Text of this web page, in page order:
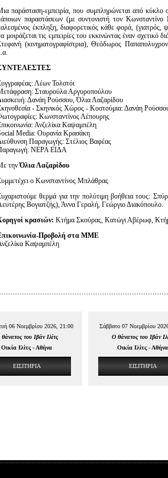
παράσταση-εμπειρία, που συμπληρώνεται από κύκλο
παραστάσεων (με συντονιστή τον
έκπληξη, διαφορετικός κάθε φορά, (γιατρός,
μοιράζεται τις εμπειρίες του εκκινώντας έναν
(κινηματογραφίστρια), Θεόδωρος
Λέων Τολστόι
Σταυρούλα Αργυροπούλου
Δανάη Ρούσσου, Όλια Λαζαρίδου
- Σκηνικός Χώρος - Κοστούμια: Δανάη
Κωνσταντίνος Λέπουρης
Ανζελίκα Καψαμπέλη
Media: Ουρανία Κρασάκη
Παραγωγής: Στέλιος Βαφέας
ΝΕΡΑ ΕΙΔΑ
τηνΌλια Λαζαρίδου
ο Κωνσταντίνος Μπλάθρας
θερμά για την πολύτιμη βοήθεια τους:
Βογιατζής), Άννα Γεραλή, Γεώργιο Διακόπουλο.
κρασιών: Κτήμα Σκούρας, Κατώγι Αβέρωφ,
Προβολή στα ΜΜΕ
Καψαμπέλη
06 Νοεμβρίου 2026, 21:00
του Ιβάν Ιλίτς
Οικία Ιλίτς - Αθήνα
ΕΙΣΙΤΗΡΙΑ
Σάββατο 07 Νοεμβρίου
Ο θάνατος του Ιβάν
Οικία Ιλίτς - Αθήνα
ΕΙΣΙΤΗΡΙΑ